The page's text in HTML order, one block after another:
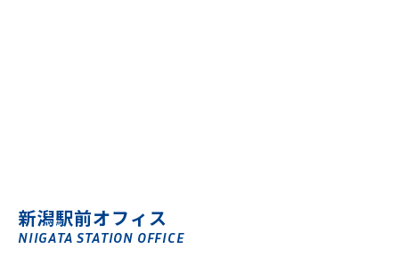
新潟駅前オフィス
NIIGATA STATION OFFICE